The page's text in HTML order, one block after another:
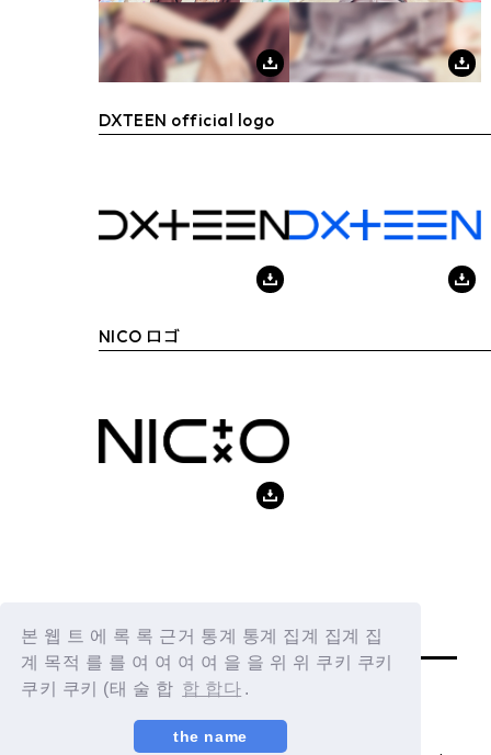
본 웹 트 에 록 록 근거 통계 통계 집계 집계 집
계 목적 를 를 여 여 여 여 을 을 위 위 쿠키 쿠키
쿠키 쿠키 (태 술 합 합 합다 .
the name
DXTEEN official logo
NICO ロゴ